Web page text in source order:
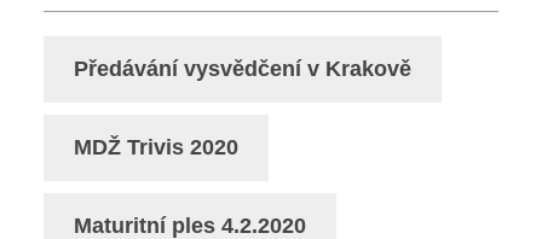
Předávání vysvědčení v Krakově
MDŽ Trivis 2020
Maturitní ples 4.2.2020